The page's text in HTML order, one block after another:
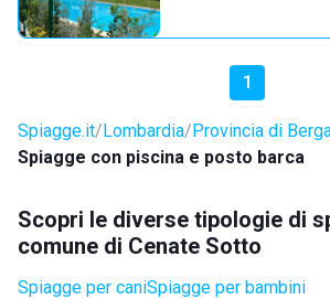
1
Spiagge.it Lombardia Provincia di
Spiagge con piscina e posto barca
Scopri le diverse tipologie di
comune di Cenate Sotto
Spiagge per caniSpiagge per bambini